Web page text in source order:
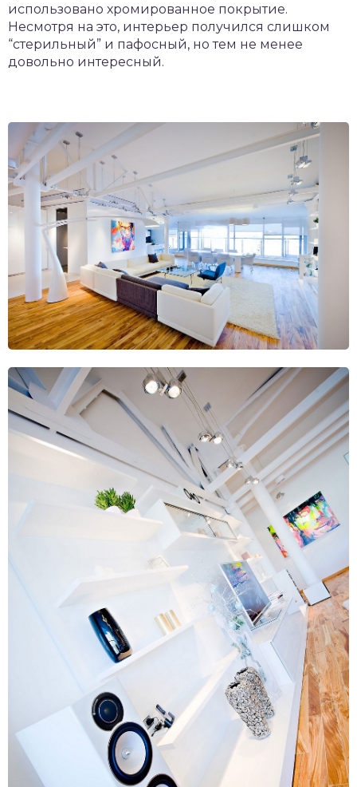
использовано хромированное покрытие.
Несмотря на это, интерьер получился слишком
“стерильный” и пафосный, но тем не менее
довольно интересный.